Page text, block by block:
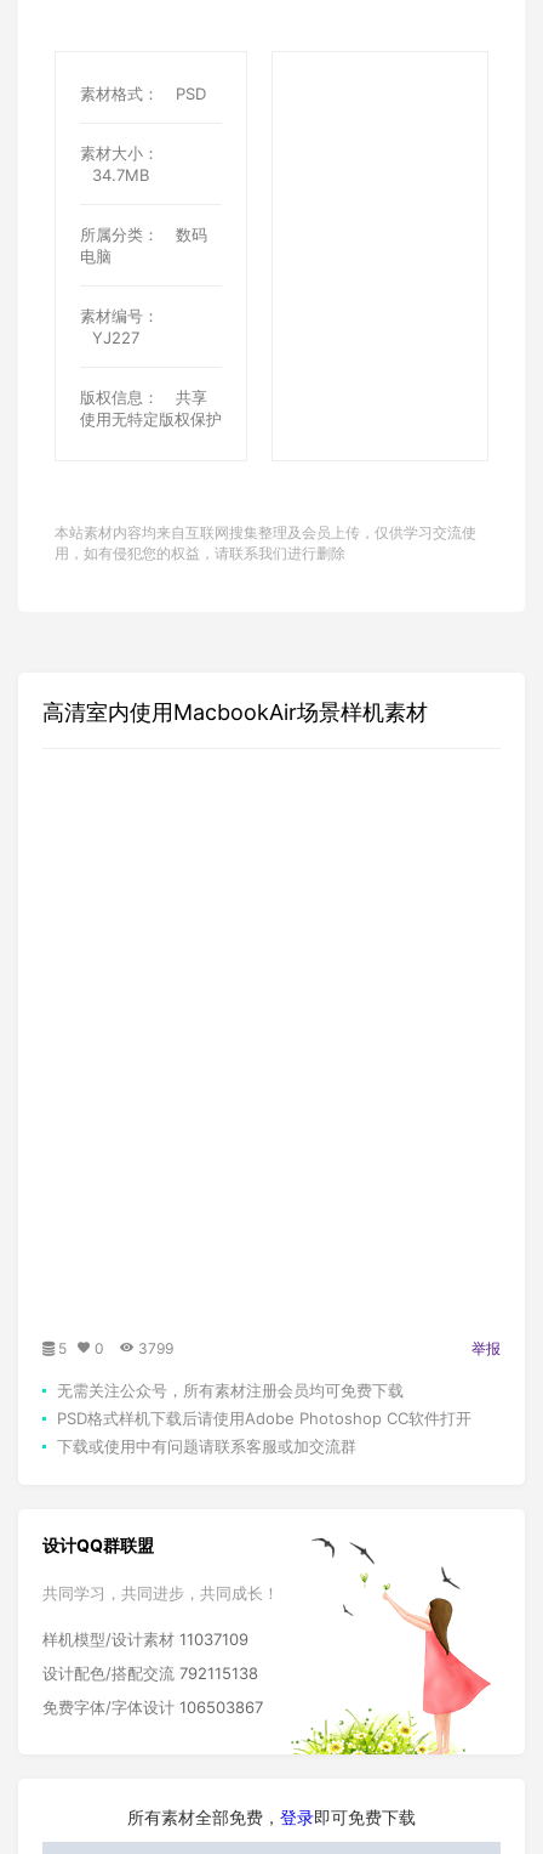
素材格式： PSD
素材大小：
34.7MB
所属分类：
数码
电脑
素材编号：
YJ227
版权信息：
共享
使用无特定版权保护
本站素材内容均来自互联网搜集整理及会员上传，仅供学习交流使
用，如有侵犯您的权益，请联系我们进行删除
高清室内使用MacbookAir场景样机素材
5 0 3799 举报
无需关注公众号，所有素材注册会员均可免费下载
PSD格式样机下载后请使用Adobe Photoshop CC软件打开
下载或使用中有问题请联系客服或加交流群
设计QQ群联盟
共同学习，共同进步，共同成长！
样机模型/设计素材 11037109
设计配色/搭配交流 792115138
免费字体/字体设计 106503867
所有素材全部免费， 登录即可免费下载